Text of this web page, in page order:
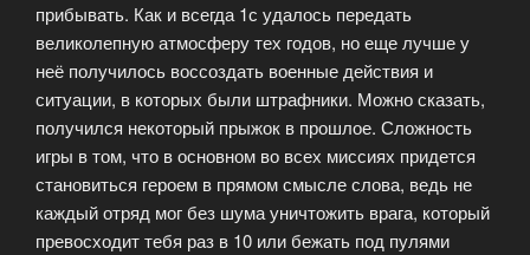
прибывать. Как и всегда 1с удалось передать
великолепную атмосферу тех годов, но еще лучше у
неё получилось воссоздать военные действия и
ситуации, в которых были штрафники. Можно сказать,
получился некоторый прыжок в прошлое. Сложность
игры в том, что в основном во всех миссиях придется
становиться героем в прямом смысле слова, ведь не
каждый отряд мог без шума уничтожить врага, который
превосходит тебя раз в 10 или бежать под пулями